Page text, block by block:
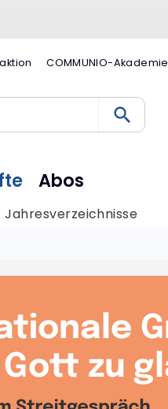
COMMUNIO-Akademie
Abos
Jahresverzeichnisse